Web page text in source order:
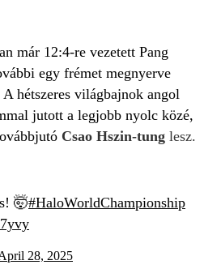
már 12:4-re vezetett Pang
egy frémet megnyerve
hétszeres világbajnok angol
jutott a legjobb nyolc közé,
Csao Hszin-tung lesz.
🤯#HaloWorldChampionship
28, 2025